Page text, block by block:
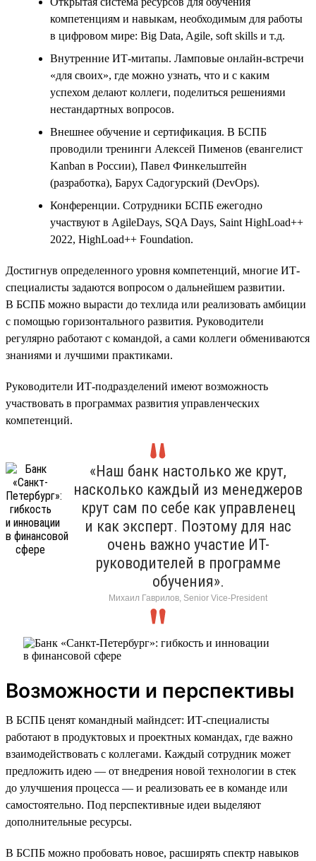
компетенциям и навыкам, необходимым для работы
в цифровом мире: Big Data, Agile, soft skills и т.д.
Внутренние ИТ-митапы. Ламповые онлайн-встречи
«для своих», где можно узнать, что и с каким
успехом делают коллеги, поделиться решениями
нестандартных вопросов.
Внешнее обучение и сертификация. В БСПБ
проводили тренинги Алексей Пименов (евангелист
Kanban в России), Павел Финкельштейн
(разработка), Барух Садогурский (DevOps).
Конференции. Сотрудники БСПБ ежегодно
участвуют в AgileDays, SQA Days, Saint HighLoad++
2022, HighLoad++ Foundation.
Достигнув определенного уровня компетенций, многие ИТ-
специалисты задаются вопросом о дальнейшем развитии.
В БСПБ можно вырасти до техлида или реализовать амбиции
с помощью горизонтального развития. Руководители
регулярно работают с командой, а сами коллеги обмениваются
знаниями и лучшими практиками.
Руководители ИТ-подразделений имеют возможность
участвовать в программах развития управленческих
компетенций.
«Наш банк настолько же крут,
насколько каждый из менеджеров
крут сам по себе как управленец
и как эксперт. Поэтому для нас
очень важно участие ИТ-
руководителей в программе
обучения».
Михаил Гаврилов, Senior Vice-President
Возможности и перспективы
В БСПБ ценят командный майндсет: ИТ-специалисты
работают в продуктовых и проектных командах, где важно
взаимодействовать с коллегами. Каждый сотрудник может
предложить идею — от внедрения новой технологии в стек
до улучшения процесса — и реализовать ее в команде или
самостоятельно. Под перспективные идеи выделяют
дополнительные ресурсы.
В БСПБ можно пробовать новое, расширять спектр навыков